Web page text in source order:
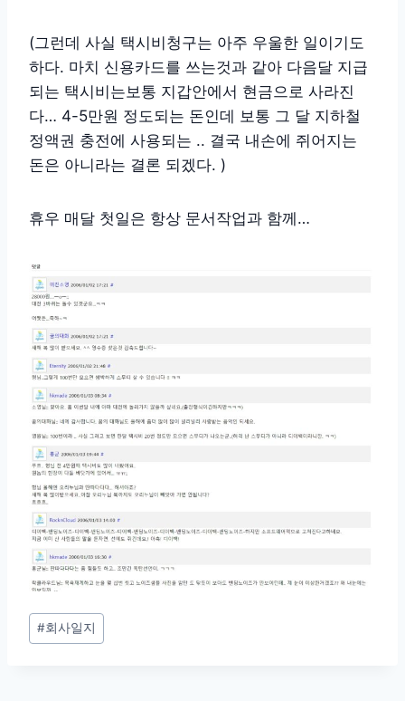
(그런데 사실 택시비청구는 아주 우울한 일이기도
하다. 마치 신용카드를 쓰는것과 같아 다음달 지급
되는 택시비는보통 지갑안에서 현금으로 사라진
다… 4-5만원 정도되는 돈인데 보통 그 달 지하철
정액권 충전에 사용되는 .. 결국 내손에 쥐어지는
돈은 아니라는 결론 되겠다. )
휴우 매달 첫일은 항상 문서작업과 함께…
Post
Tags:
#회사일지